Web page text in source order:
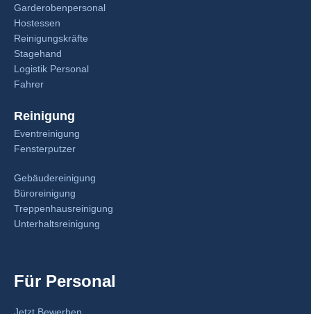
Garderobenpersonal
Hostessen
Reinigungskräfte
Stagehand
Logistik Personal
Fahrer
Reinigung
Eventreinigung
Fensterputzer
Gebäudereinigung
Büroreinigung
Treppenhausreinigung
Unterhaltsreinigung
Für Personal